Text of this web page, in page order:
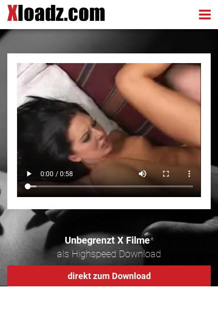
Unbegrenzt X Filme*
als Highspeed Download
direkt zum Download